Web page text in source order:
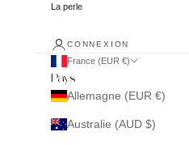
La perle
CONNEXION
France (EUR €)
Pays
Allemagne (EUR €)
Australie (AUD $)